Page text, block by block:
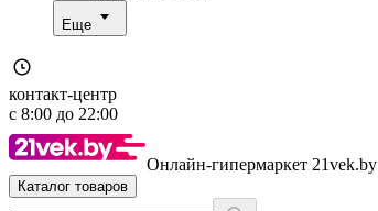
Еще
контакт-центр
с 8:00 до 22:00
Онлайн-гипермаркет 21vek.by
Каталог товаров